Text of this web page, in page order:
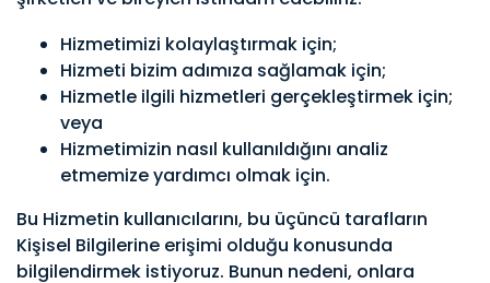
Hizmetimizi kolaylaştırmak için;
Hizmeti bizim adımıza sağlamak için;
Hizmetle ilgili hizmetleri gerçekleştirmek için;
veya
Hizmetimizin nasıl kullanıldığını analiz
etmemize yardımcı olmak için.
Bu Hizmetin kullanıcılarını, bu üçüncü tarafların
Kişisel Bilgilerine erişimi olduğu konusunda
bilgilendirmek istiyoruz. Bunun nedeni, onlara